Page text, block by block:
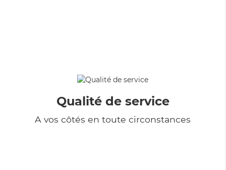
Qualité de service
A vos côtés en toute circonstances